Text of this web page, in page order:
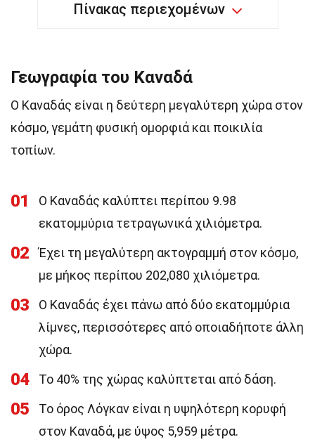
Πίνακας περιεχομένων
Γεωγραφία του Καναδά
Ο Καναδάς είναι η δεύτερη μεγαλύτερη χώρα στον
κόσμο, γεμάτη φυσική ομορφιά και ποικιλία
τοπίων.
01
Ο Καναδάς καλύπτει περίπου 9.98
εκατομμύρια τετραγωνικά χιλιόμετρα.
02
Έχει τη μεγαλύτερη ακτογραμμή στον κόσμο,
με μήκος περίπου 202,080 χιλιόμετρα.
03
Ο Καναδάς έχει πάνω από δύο εκατομμύρια
λίμνες, περισσότερες από οποιαδήποτε άλλη
χώρα.
04 Το 40% της χώρας καλύπτεται από δάση.
05
Το όρος Λόγκαν είναι η υψηλότερη κορυφή
στον Καναδά, με ύψος 5,959 μέτρα.